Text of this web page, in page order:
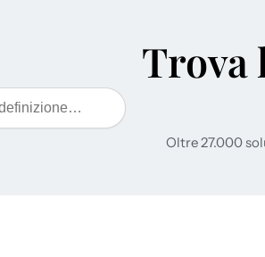
Trova
Oltre 27.000